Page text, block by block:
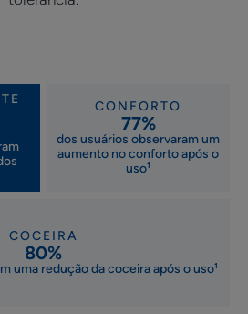
primeira aplicação — Teste de consumidor
couro cabeludo sensível.
OCDE 301B
CONFORTO
77%
dos usuários observaram um
aumento no conforto após o
uso¹
COCEIRA
80%
uma redução da coceira após o uso¹